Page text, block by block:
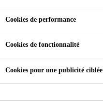
à peler
Cookies de performance
Cookies de fonctionnalité
Cookies pour une publicité ciblée